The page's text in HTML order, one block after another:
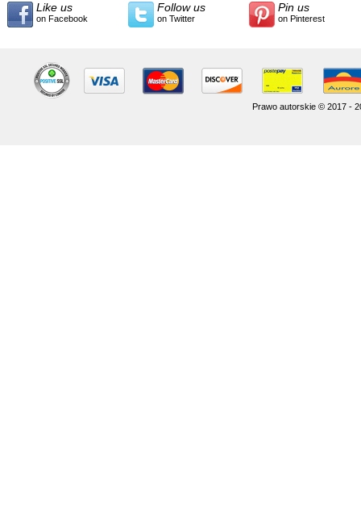
Like us
on Facebook
Follow us
on Twitter
Pin us
on Pinterest
Prawo autorskie © 2017 -